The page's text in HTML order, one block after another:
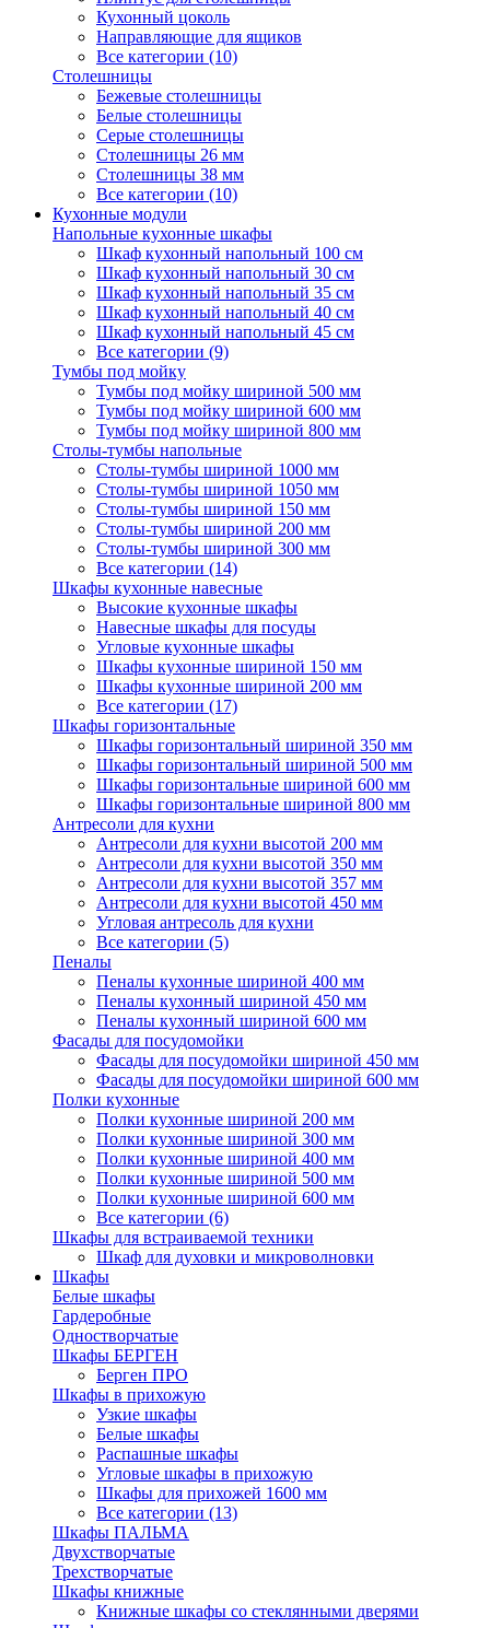
Кухонный цоколь
Направляющие для ящиков
Все категории (10)
Столешницы
Бежевые столешницы
Белые столешницы
Серые столешницы
Столешницы 26 мм
Столешницы 38 мм
Все категории (10)
Кухонные модули
Напольные кухонные шкафы
Шкаф кухонный напольный 100 см
Шкаф кухонный напольный 30 см
Шкаф кухонный напольный 35 см
Шкаф кухонный напольный 40 см
Шкаф кухонный напольный 45 см
Все категории (9)
Тумбы под мойку
Тумбы под мойку шириной 500 мм
Тумбы под мойку шириной 600 мм
Тумбы под мойку шириной 800 мм
Столы-тумбы напольные
Столы-тумбы шириной 1000 мм
Столы-тумбы шириной 1050 мм
Столы-тумбы шириной 150 мм
Столы-тумбы шириной 200 мм
Столы-тумбы шириной 300 мм
Все категории (14)
Шкафы кухонные навесные
Высокие кухонные шкафы
Навесные шкафы для посуды
Угловые кухонные шкафы
Шкафы кухонные шириной 150 мм
Шкафы кухонные шириной 200 мм
Все категории (17)
Шкафы горизонтальные
Шкафы горизонтальный шириной 350 мм
Шкафы горизонтальный шириной 500 мм
Шкафы горизонтальные шириной 600 мм
Шкафы горизонтальные шириной 800 мм
Антресоли для кухни
Антресоли для кухни высотой 200 мм
Антресоли для кухни высотой 350 мм
Антресоли для кухни высотой 357 мм
Антресоли для кухни высотой 450 мм
Угловая антресоль для кухни
Все категории (5)
Пеналы
Пеналы кухонные шириной 400 мм
Пеналы кухонный шириной 450 мм
Пеналы кухонный шириной 600 мм
Фасады для посудомойки
Фасады для посудомойки шириной 450 мм
Фасады для посудомойки шириной 600 мм
Полки кухонные
Полки кухонные шириной 200 мм
Полки кухонные шириной 300 мм
Полки кухонные шириной 400 мм
Полки кухонные шириной 500 мм
Полки кухонные шириной 600 мм
Все категории (6)
Шкафы для встраиваемой техники
Шкаф для духовки и микроволновки
Шкафы
Белые шкафы
Гардеробные
Одностворчатые
Шкафы БЕРГЕН
Берген ПРО
Шкафы в прихожую
Узкие шкафы
Белые шкафы
Распашные шкафы
Угловые шкафы в прихожую
Шкафы для прихожей 1600 мм
Все категории (13)
Шкафы ПАЛЬМА
Двухстворчатые
Трехстворчатые
Шкафы книжные
Книжные шкафы со стеклянными дверями